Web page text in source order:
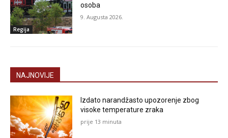
Regija
osoba
9. Augusta 2026.
NAJNOVIJE
Izdato narandžasto upozorenje zbog
visoke temperature zraka
prije 13 minuta